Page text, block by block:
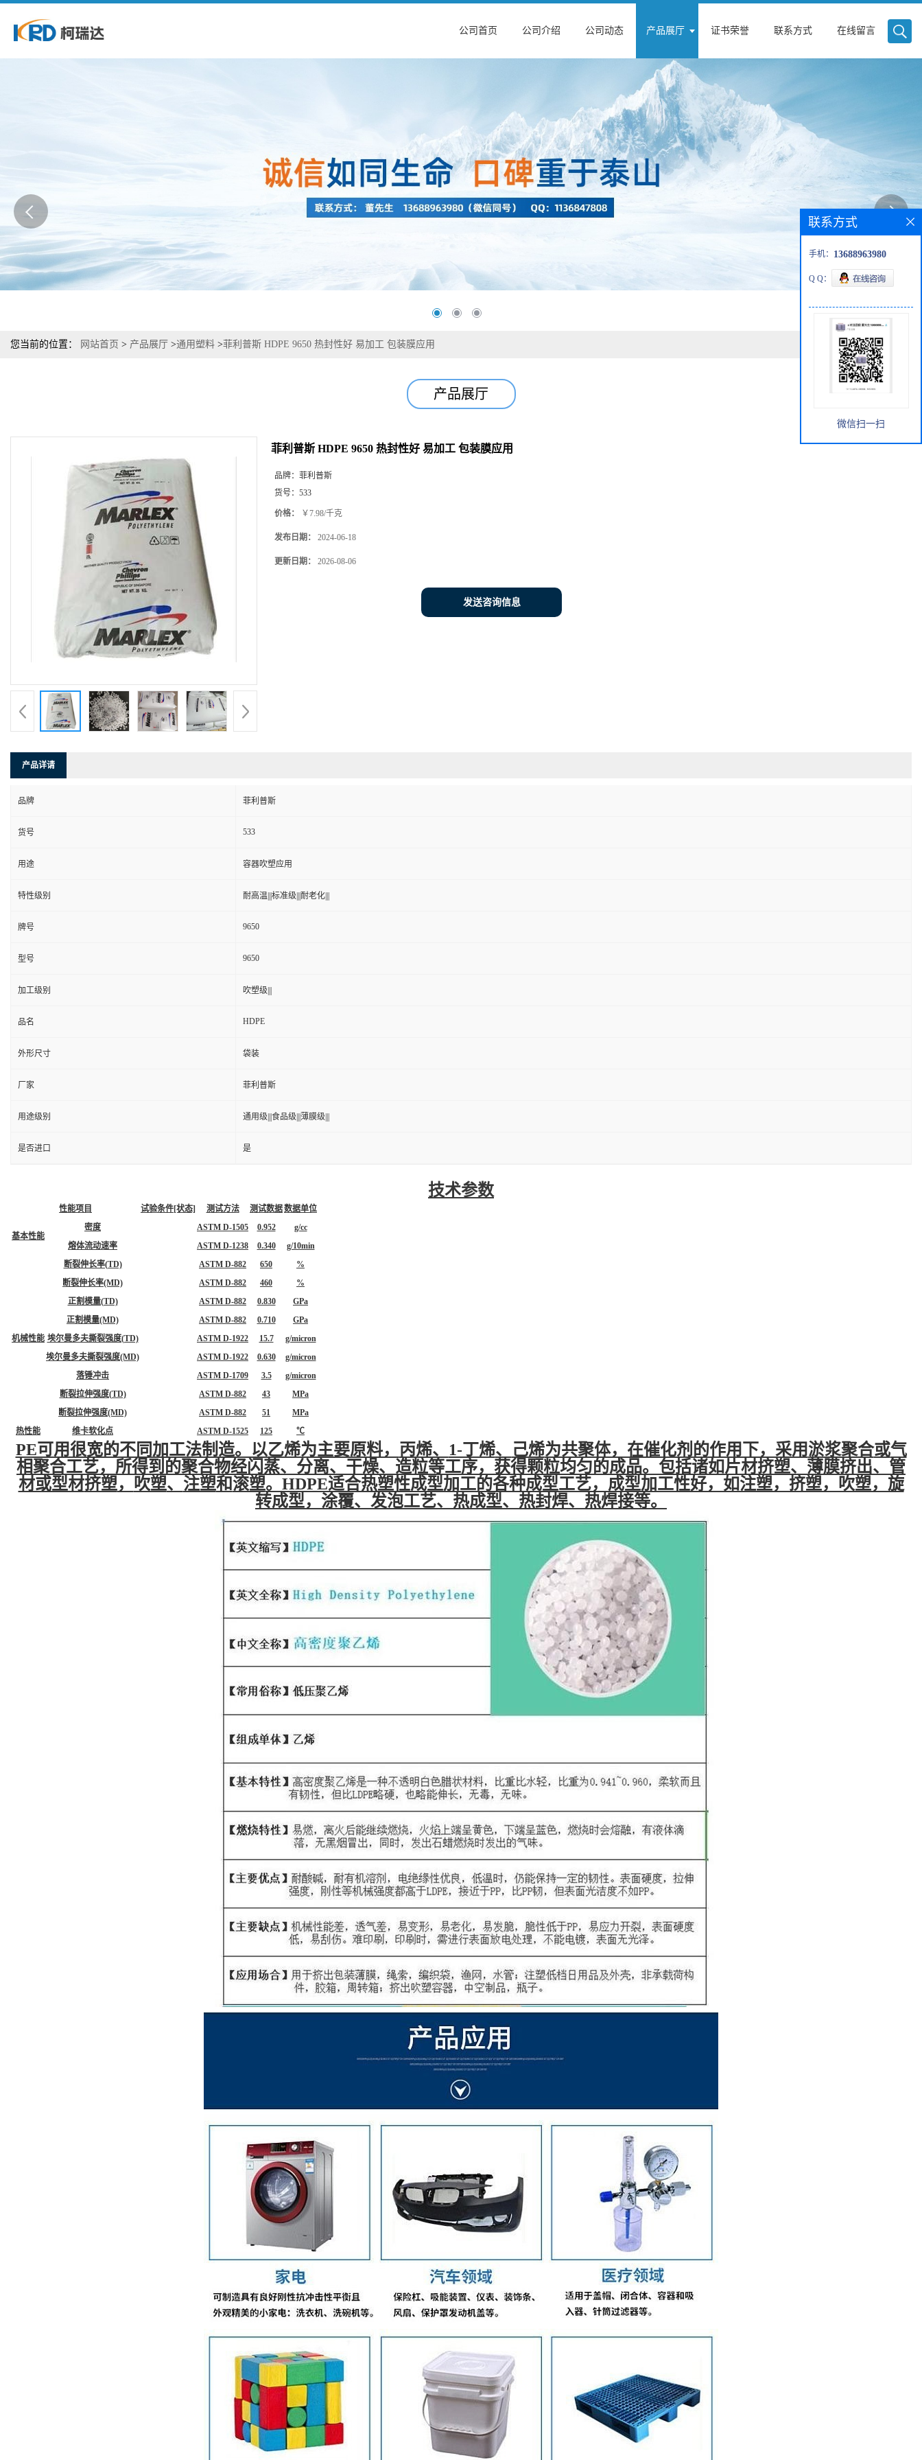
公司首页 公司介绍 公司动态 产品展厅 证书荣誉 联系方式 在线留言
您当前的位置： 网站首页 > 产品展厅 >通用塑料 >菲利普斯 HDPE 9650 热封性好 易加工 包装膜应用
产品展厅
菲利普斯 HDPE 9650 热封性好 易加工 包装膜应用
品牌： 菲利普斯
货号： 533
价格： ￥7.98/千克
发布日期： 2024-06-18
更新日期： 2026-08-06
发送咨询信息
产品详请
品牌 菲利普斯
货号 533
用途 容器吹塑应用
特性级别 耐高温|||标准级|||耐老化|||
牌号 9650
型号 9650
加工级别 吹塑级|||
品名 HDPE
外形尺寸 袋装
厂家 菲利普斯
用途级别 通用级|||食品级|||薄膜级|||
是否进口 是
技术参数
性能项目 试验条件[状态] 测试方法 测试数据数据单位
基本性能
密度 ASTM D-1505 0.952
g/cc
熔体流动速率
ASTM D-1238 0.340 g/10min
机械性能
断裂伸长率(TD) ASTM D-882 650
%
断裂伸长率(MD)
ASTM D-882 460
%
正割模量(TD)
ASTM D-882 0.830
GPa
正割模量(MD)
ASTM D-882 0.710
GPa
埃尔曼多夫撕裂强度(TD)
ASTM D-1922 15.7
g/micron
埃尔曼多夫撕裂强度(MD)
ASTM D-1922 0.630
g/micron
落锤冲击
ASTM D-1709 3.5
g/micron
断裂拉伸强度(TD)
ASTM D-882 43
MPa
断裂拉伸强度(MD)
ASTM D-882 51
MPa
热性能
维卡软化点 ASTM D-1525 125 ℃
PE可用很宽的不同加工法制造。以乙烯为主要原料， 丙烯、 1-丁烯、 己烯为共聚体，在催化剂的作用下，采用淤浆聚合或气
相聚合工艺，所得到的聚合物经闪蒸、分离、干燥、造粒等工序，获得颗粒均匀的成品。包括诸如片材挤塑、薄膜挤出、管
材或型材挤塑， 吹塑、 注塑和滚塑。HDPE适合热塑性成型加工的各种成型工艺，成型加工性好，如注塑，挤塑，吹塑，旋
转成型，涂覆、发泡工艺、热成型、热封焊、热焊接等。
联系方式
手机： 13688963980
Q Q：
微信扫一扫